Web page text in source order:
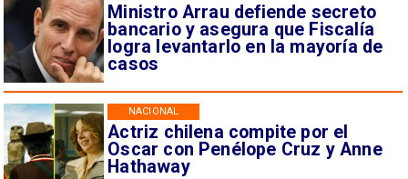
Ministro Arrau defiende secreto
bancario y asegura que Fiscalía
logra levantarlo en la mayoría de
casos
Actriz chilena compite por el
Oscar con Penélope Cruz y Anne
Hathaway
NACIONAL